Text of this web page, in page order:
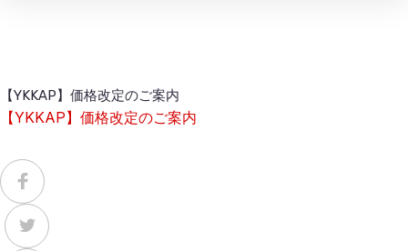
【YKKAP】価格改定のご案内
【YKKAP】価格改定のご案内